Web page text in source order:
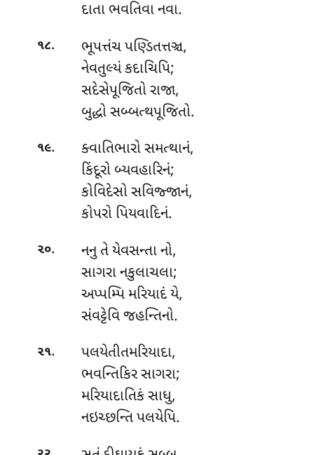
દાતા ભવતિવા નવા.
૧૮.
ભૂપત્તંચ પણ્ડિતત્તઞ્ચ,
નેવતુલ્યં કદાચિપિ;
સદેસેપૂજિતો રાજા,
બુદ્ધો સબ્બત્થપૂજિતો.
૧૯. ક્વાતિભારોસમત્થાનં,
કિંદૂરો બ્યવહારિનં;
કોવિદેસો સવિજ્જાનં,
કોપરો પિયવાદિનં.
૨૦.
નનુ તે યેવસન્તા નો,
સાગરા નકુલાચલા;
અપ્પમ્પિ મરિયાદં યે,
સંવટ્ટેવિ જહન્તિનો.
૨૧. પલયેતીતમરિયાદા,
ભવન્તિકિર સાગરા;
મરિયાદાતિકં સાધુ,
નઇચ્છન્તિ પલયેપિ.